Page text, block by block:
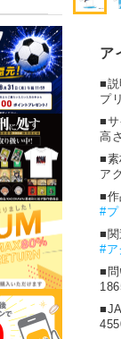
ア
■
プ
■
高
■
ア
■
#プ
■関
#ア
■問